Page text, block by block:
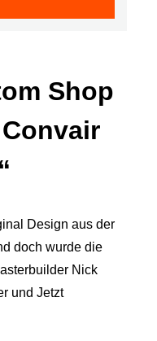
Shop
Design aus der
doch wurde die
Nick
und Jetzt